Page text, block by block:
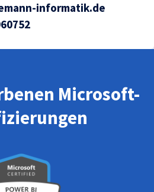
informatik.de
Microsoft-